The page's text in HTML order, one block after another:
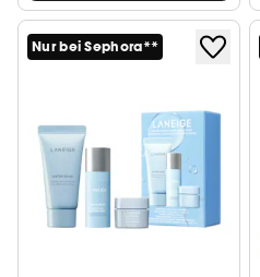
Nur bei Sephora**